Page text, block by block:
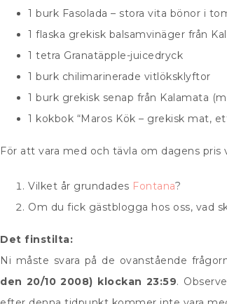
1 burk Fasolada – stora vita bönor i
1 flaska grekisk balsamvinäger från
1 tetra Granatäpple-juicedryck
1 burk chilimarinerade vitlöksklyftor
1 burk grekisk senap från Kalamata
1 kokbok “Maros Kök – grekisk mat,
För att vara med och tävla om dagens pris
Vilket år grundades Fontana?
Om du fick gästblogga hos oss, vad
Det finstilta:
Ni måste svara på de ovanstående
den 20/10 2008) klockan 23:59.